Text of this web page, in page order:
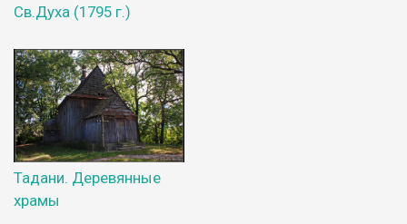
Св.Духа (1795 г.)
Тадани. Деревянные
храмы